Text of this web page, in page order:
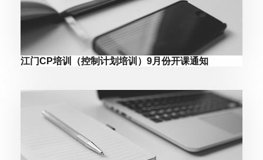
江门CP培训（控制计划培训）9月份开课通知